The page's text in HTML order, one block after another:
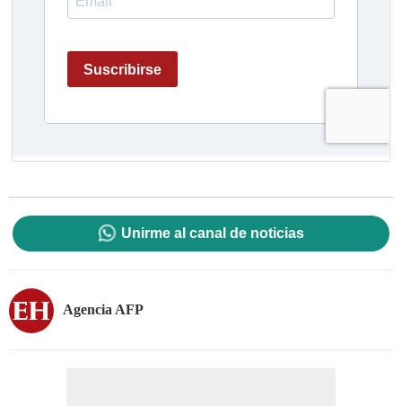
Unirme al canal de noticias
Agencia AFP